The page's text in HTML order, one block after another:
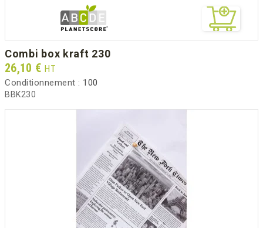
combi box kraft 230
Prix
26,10 € HT
Conditionnement : 100
BBK230